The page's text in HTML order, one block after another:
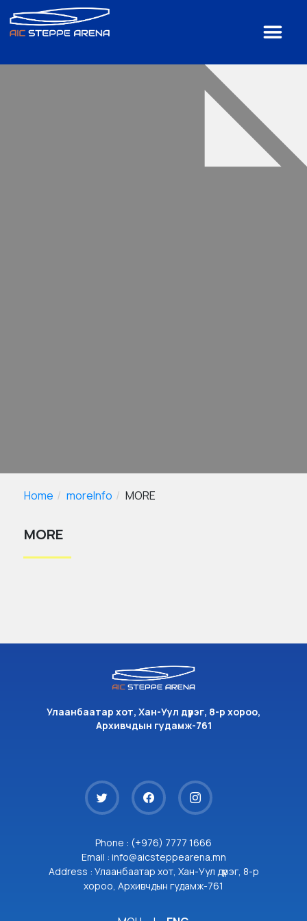
Home moreInfo MORE
MORE
Улаанбаатар хот, Хан-Уул дүүрэг, 8-р хороо,
Архивчдын гудамж-761
Phone : (+976) 7777 1666
Email : info@aicsteppearena.mn
Address : Улаанбаатар хот, Хан-Уул дүүрэг, 8-р
хороо, Архивчдын гудамж-761